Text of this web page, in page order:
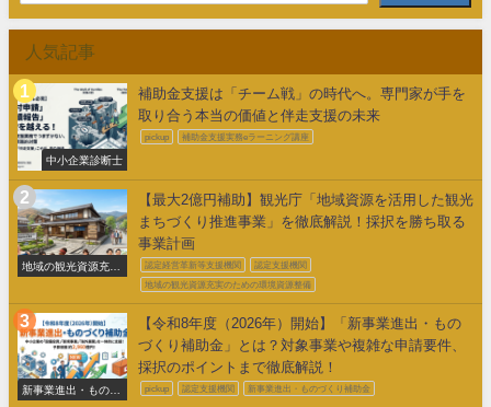
人気記事
中小企業診断士
補助金支援は「チーム戦」の時代へ。専門家が手を
取り合う本当の価値と伴走支援の未来
pickup 補助金支援実務eラーニング講座
地域の観光資源充実
【最大2億円補助】観光庁「地域資源を活用した観光
まちづくり推進事業」を徹底解説！採択を勝ち取る
事業計画
認定経営革新等支援機関 認定支援機関
地域の観光資源充実のための環境資源整備
新事業進出・ものづ
【令和8年度（2026年）開始】「新事業進出・もの
づくり補助金」とは？対象事業や複雑な申請要件、
採択のポイントまで徹底解説！
pickup 認定支援機関 新事業進出・ものづくり補助金